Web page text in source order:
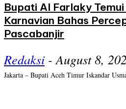
Bupati Al Farlaky
Karnavian Bahas
Pascabanjir
Redaksi - August 8,
Jakarta – Bupati Aceh Timur Iskandar